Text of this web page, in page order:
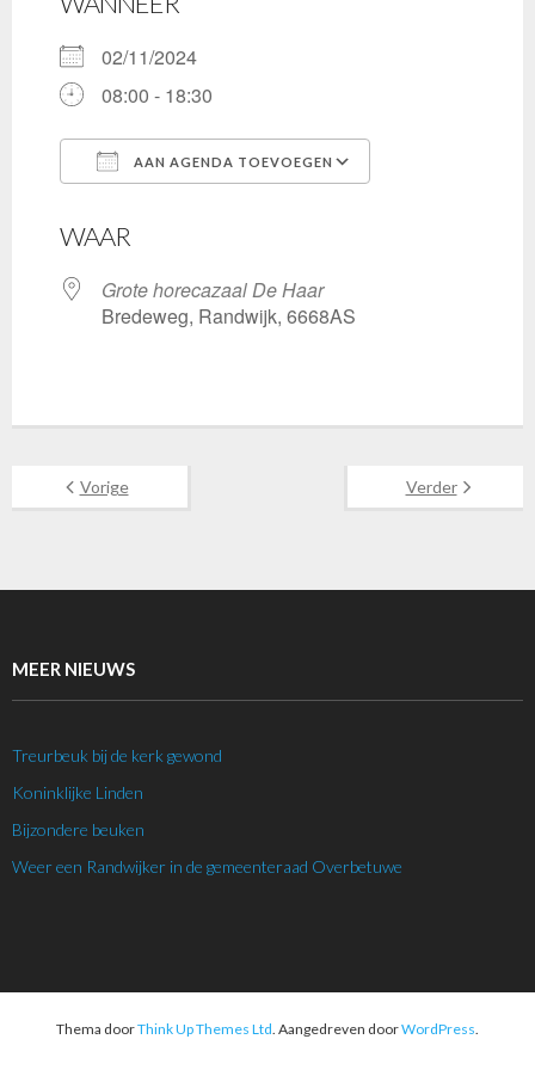
02/11/2024
08:00 - 18:30
AAN AGENDA TOEVOEGEN
WAAR
Grote horecazaal De Haar
Bredeweg, Randwijk, 6668AS
Vorige Verder
MEER NIEUWS
Treurbeuk bij de kerk gewond
Koninklijke Linden
Bijzondere beuken
Weer een Randwijker in de gemeenteraad Overbetuwe
Thema doorThink Up Themes Ltd . Aangedreven doorWordPress